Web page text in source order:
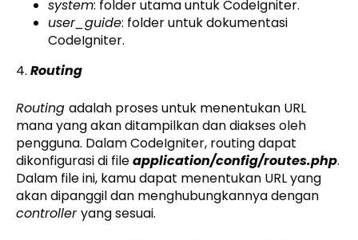
system: folder utama untuk CodeIgniter.
user_guide: folder untuk dokumentasi
CodeIgniter.
4. Routing
Routing adalah proses untuk menentukan URL
mana yang akan ditampilkan dan diakses oleh
pengguna. Dalam CodeIgniter, routing dapat
dikonfigurasi di fileapplication/config/routes.php.
Dalam file ini, kamu dapat menentukan URL yang
akan dipanggil dan menghubungkannya dengan
controlleryang sesuai.